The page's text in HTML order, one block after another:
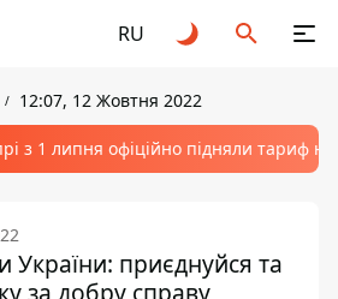
RU
12:07, 12 Жовтня 2022
з 1 липня офіційно підняли тариф
України: приєднуйся та
за добру справу